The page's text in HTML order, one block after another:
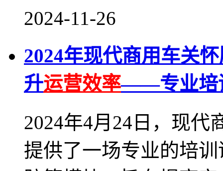
2024-11-26
2024年现代商用车关
升运营效率——专业培
2024年4月24日，现代
提供了一场专业的培